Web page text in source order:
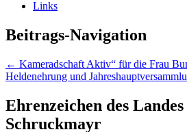
Links
Beitrags-Navigation
← Kameradschaft Aktiv“ für die Frau
Heldenehrung und
Ehrenzeichen des
Schruckmayr